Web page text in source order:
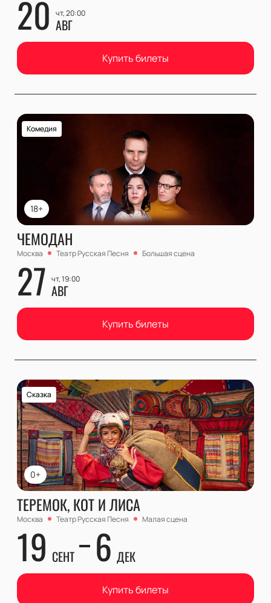
20 чт, 20:00
АВГ
Купить билеты
18+
Комедия
ЧЕМОДАН
Москва Театр Русская Песня Большая сцена
27 чт, 19:00
АВГ
Купить билеты
0+
Сказка
ТЕРЕМОК, КОТ И ЛИСА
Москва Театр Русская Песня Малая сцена
19 СЕНТ 6 ДЕК
Купить билеты